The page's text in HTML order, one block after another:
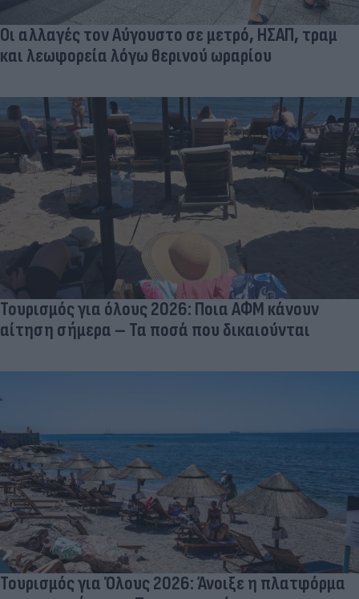
Οι αλλαγές τον Αύγουστο σε μετρό, ΗΣΑΠ, τραμ
και λεωφορεία λόγω θερινού ωραρίου
Τουρισμός για όλους 2026: Ποια ΑΦΜ κάνουν
αίτηση σήμερα – Τα ποσά που δικαιούνται
Τουρισμός για Όλους 2026: Άνοιξε η πλατφόρμα